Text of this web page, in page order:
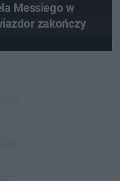
Messiego w
zakończy